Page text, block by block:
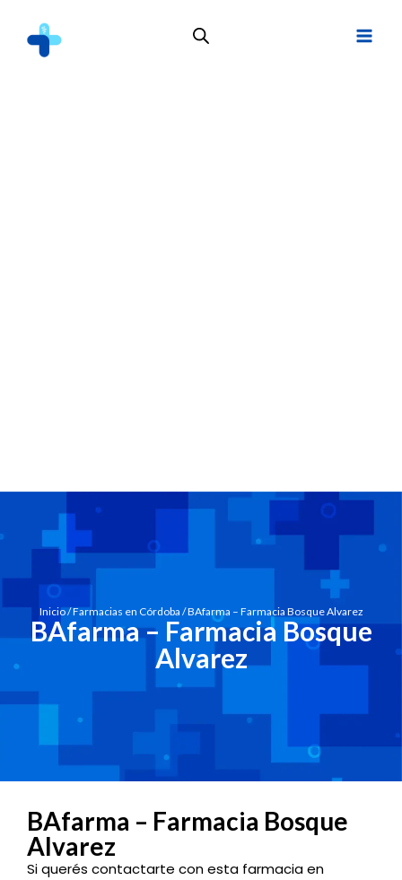
Inicio/Farmacias en Córdoba / BAfarma – Farmacia Bosque Alvarez
BAfarma – Farmacia Bosque
Alvarez
BAfarma – Farmacia Bosque
Alvarez
Si querés contactarte con esta farmacia en